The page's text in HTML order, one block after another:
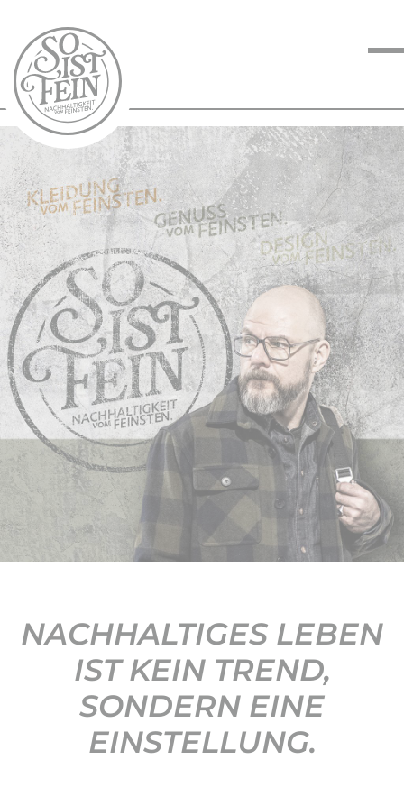
NACHHALTIGKEIT
VOM FEINSTEN
KOCHEN VOM
FEINSTEN
BLOG
KONTAKT
NACHHALTIGES LEBEN
IST KEIN TREND,
SONDERN EINE
EINSTELLUNG.